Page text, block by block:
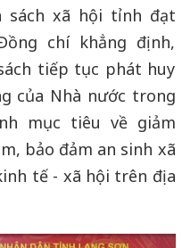
sách xã hội tỉnh đạt
chí khẳng định,
tiếp tục phát huy
của Nhà nước trong
mục tiêu về giảm
bảo đảm an sinh xã
tế - xã hội trên địa